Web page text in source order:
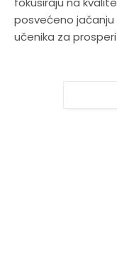
posvećeno jačanju
učenika za